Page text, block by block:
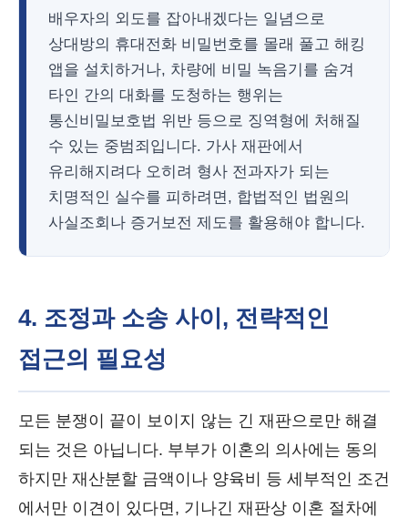
배우자의 외도를 잡아내겠다는 일념으로
상대방의 휴대전화 비밀번호를 몰래 풀고 해킹
앱을 설치하거나, 차량에 비밀 녹음기를 숨겨
타인 간의 대화를 도청하는 행위는
통신비밀보호법 위반 등으로 징역형에 처해질
수 있는 중범죄입니다. 가사 재판에서
유리해지려다 오히려 형사 전과자가 되는
치명적인 실수를 피하려면, 합법적인 법원의
사실조회나 증거보전 제도를 활용해야 합니다.
4. 조정과 소송 사이, 전략적인
접근의 필요성
모든 분쟁이 끝이 보이지 않는 긴 재판으로만 해결
되는 것은 아닙니다. 부부가 이혼의 의사에는 동의
하지만 재산분할 금액이나 양육비 등 세부적인 조건
에서만 이견이 있다면, 기나긴 재판상 이혼 절차에